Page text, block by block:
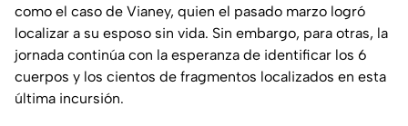
como el caso de Vianey, quien el pasado marzo logró
localizar a su esposo sin vida. Sin embargo, para otras, la
jornada continúa con la esperanza de identificar los 6
cuerpos y los cientos de fragmentos localizados en esta
última incursión.